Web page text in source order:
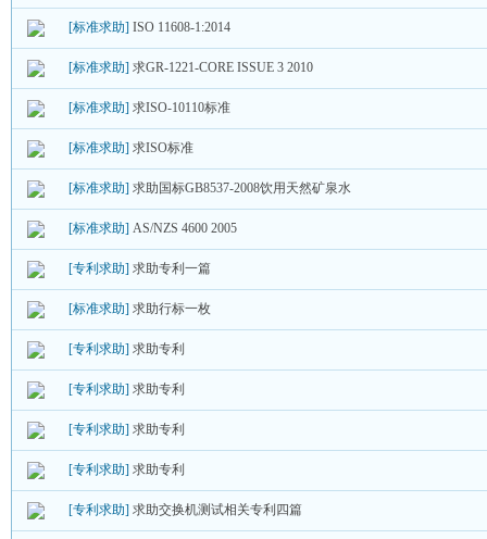
[标准求助] ISO 11608-1:2014
[标准求助] 求GR-1221-CORE ISSUE 3 2010
[标准求助] 求ISO-10110标准
[标准求助] 求ISO标准
[标准求助] 求助国标GB8537-2008饮用天然矿泉水
[标准求助] AS/NZS 4600 2005
[专利求助] 求助专利一篇
[标准求助] 求助行标一枚
[专利求助] 求助专利
[专利求助] 求助专利
[专利求助] 求助专利
[专利求助] 求助专利
[专利求助] 求助交换机测试相关专利四篇